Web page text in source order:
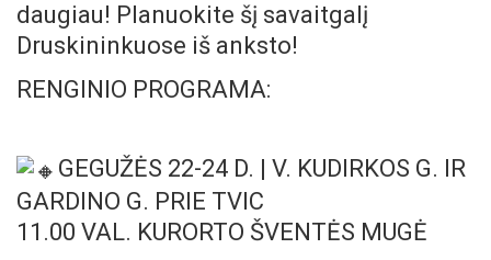
daugiau! Planuokite šį savaitgalį
Druskininkuose iš anksto!
RENGINIO PROGRAMA:
GEGUŽĖS 22-24 D. | V. KUDIRKOS G. IR
GARDINO G. PRIE TVIC
11.00 VAL. KURORTO ŠVENTĖS MUGĖ